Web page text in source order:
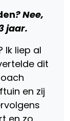
? Nee,
jaar.
Ik liep al
dit
en zij